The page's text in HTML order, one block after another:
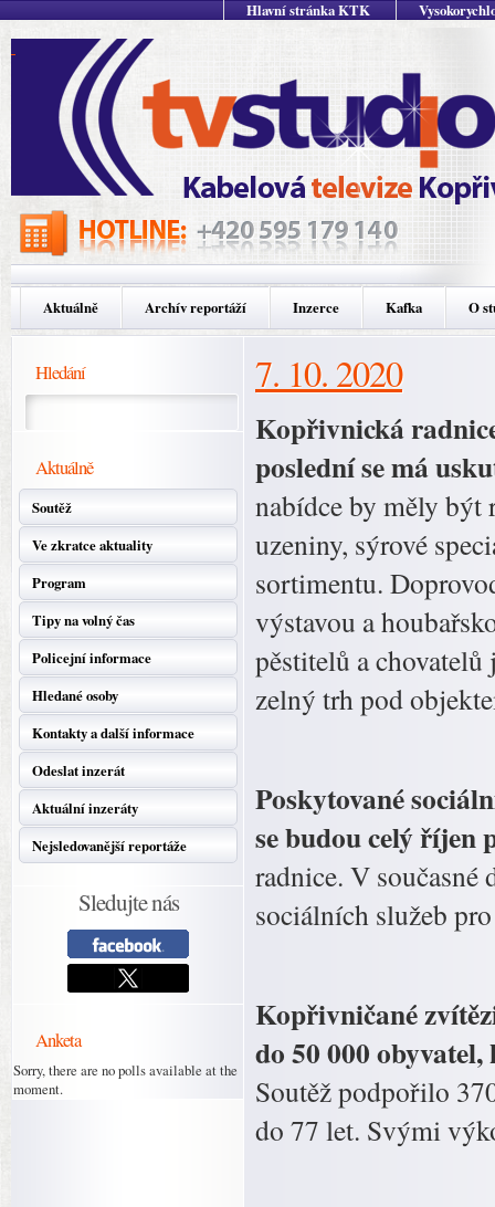
Hlavní stránka KTK
Aktuálně Archív reportáží Inzerce Kafka O
Hledání
Aktuálně
Soutěž
Ve zkratce aktuality
Program
Tipy na volný čas
Policejní informace
Hledané osoby
Kontakty a další informace
Odeslat inzerát
Aktuální inzeráty
Nejsledovanější reportáže
Sledujte nás
Anketa
Sorry, there are no polls available at the
moment.
7. 10. 2020
Kopřivnická
poslední se má
nabídce by měly být
uzeniny, sýrové
sortimentu.
výstavou a
pěstitelů a
zelný trh pod
Poskytované
se budou celý říjen
radnice. V
sociálních služeb
Kopřivničané
do 50 000
Soutěž podpořilo
do 77 let. Svými